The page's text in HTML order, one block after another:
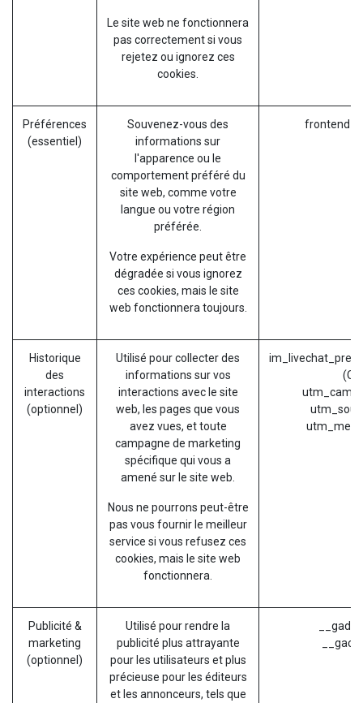
Le site web ne fonctionnera
pas correctement si vous
rejetez ou ignorez ces
cookies.
Préférences
(essentiel)
Souvenez-vous des
informations sur
l'apparence ou le
comportement préféré du
site web, comme votre
langue ou votre région
préférée.
Votre expérience peut être
dégradée si vous ignorez
ces cookies, mais le site
web fonctionnera toujours.
Historique
des
interactions
(optionnel)
Utilisé pour collecter des
informations sur vos
interactions avec le site
web, les pages que vous
avez vues, et toute
campagne de marketing
spécifique qui vous a
amené sur le site web.
Nous ne pourrons peut-être
pas vous fournir le meilleur
service si vous refusez ces
cookies, mais le site web
fonctionnera.
Publicité &
marketing
(optionnel)
Utilisé pour rendre la
publicité plus attrayante
pour les utilisateurs et plus
précieuse pour les éditeurs
et les annonceurs, tels que
__gads
__gac